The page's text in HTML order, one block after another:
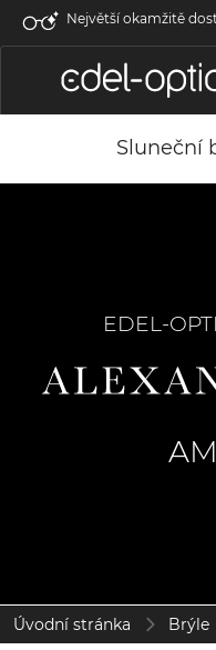
Největší okamžitě
Sluneční
EDEL-
Úvodní stránka Brýle